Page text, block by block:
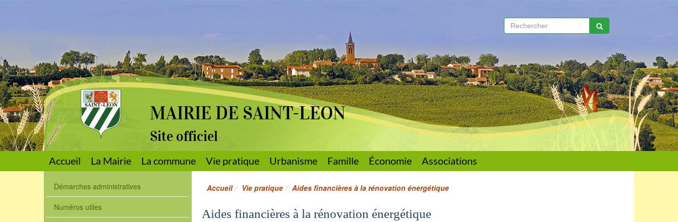
MAIRIE DE SAINT-LEON
Site officiel
Accueil La Mairie La commune Vie pratique Urbanisme Famille Économie Associations
Accueil Vie pratique Aides financières à la rénovation énergétique
Aides financières à la rénovation énergétique
Démarches administratives
Numéros utiles